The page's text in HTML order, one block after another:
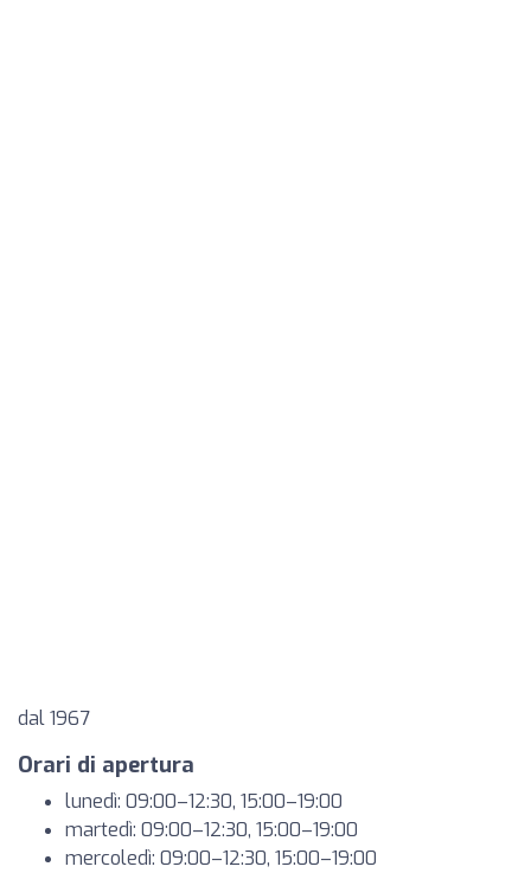
dal 1967
Orari di apertura
lunedì: 09:00–12:30, 15:00–19:00
martedì: 09:00–12:30, 15:00–19:00
mercoledì: 09:00–12:30, 15:00–19:00